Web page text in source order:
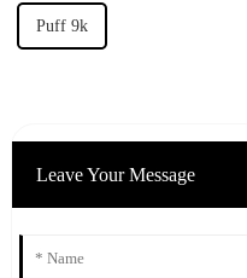
Puff 9k
Leave Your Message